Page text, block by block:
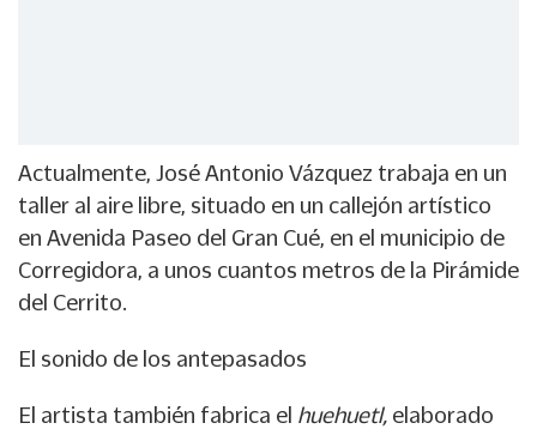
Actualmente, José Antonio Vázquez trabaja en un
taller al aire libre, situado en un callejón artístico
en Avenida Paseo del Gran Cué, en el municipio de
Corregidora, a unos cuantos metros de la Pirámide
del Cerrito.
El sonido de los antepasados
El artista también fabrica el huehuetl, elaborado